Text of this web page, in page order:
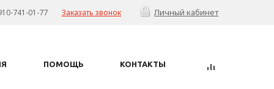
Личный кабинет
741-01-77 Заказать звонок
ПОМОЩЬ КОНТАКТЫ